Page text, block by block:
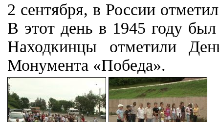
2 сентября, в России
В этот день в 1945 году
Находкинцы отметили
Монумента «Победа».